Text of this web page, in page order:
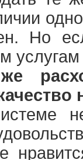
Но